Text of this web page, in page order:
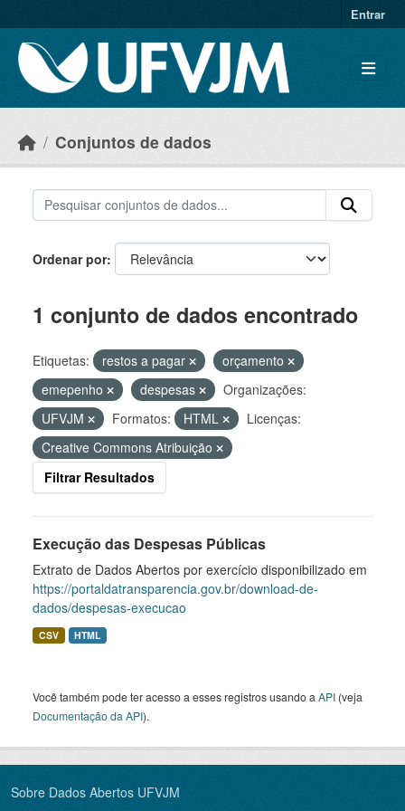
Entrar
Conjuntos de dados
Ordenar por
1 conjunto de dados encontrado
Etiquetas: restos a pagar
orçamento
emepenho
despesas
Organizações:
UFVJM
Formatos: HTML
Licenças:
Creative Commons Atribuição
Filtrar Resultados
Execução das Despesas Públicas
Extrato de Dados Abertos por exercício disponibilizado em
https://portaldatransparencia.gov.br/download-de-
dados/despesas-execucao
CSV HTML
Você também pode ter acesso a esses registros usando a API (veja
Documentação da API).
Sobre Dados Abertos UFVJM